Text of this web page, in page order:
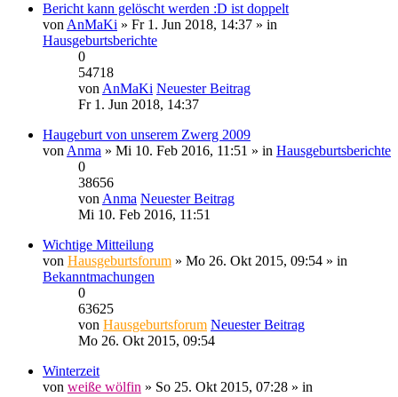
Bericht kann gelöscht werden :D ist doppelt
von AnMaKi » Fr 1. Jun 2018, 14:37 » in
Hausgeburtsberichte
0
54718
von AnMaKi Neuester Beitrag
Fr 1. Jun 2018, 14:37
Haugeburt von unserem Zwerg 2009
von Anma » Mi 10. Feb 2016, 11:51 » in Hausgeburtsberichte
0
38656
von Anma Neuester Beitrag
Mi 10. Feb 2016, 11:51
Wichtige Mitteilung
von Hausgeburtsforum » Mo 26. Okt 2015, 09:54 » in
Bekanntmachungen
0
63625
von Hausgeburtsforum Neuester Beitrag
Mo 26. Okt 2015, 09:54
Winterzeit
von weiße wölfin » So 25. Okt 2015, 07:28 » in